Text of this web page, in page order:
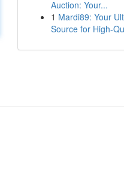
Auction: Your...
1 Mardi89: Your
Source for High-